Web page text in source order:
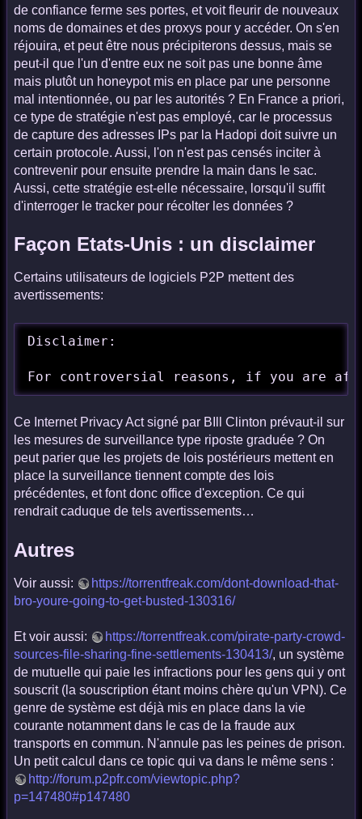
de confiance ferme ses portes, et voit fleurir de nouveaux
noms de domaines et des proxys pour y accéder. On s'en
réjouira, et peut être nous précipiterons dessus, mais se
peut-il que l'un d'entre eux ne soit pas une bonne âme
mais plutôt un honeypot mis en place par une personne
mal intentionnée, ou par les autorités ? En France a priori,
ce type de stratégie n'est pas employé, car le processus
de capture des adresses IPs par la Hadopi doit suivre un
certain protocole. Aussi, l'on n'est pas censés inciter à
contrevenir pour ensuite prendre la main dans le sac.
Aussi, cette stratégie est-elle nécessaire, lorsqu'il suffit
d'interroger le tracker pour récolter les données ?
Façon Etats-Unis : un disclaimer
Certains utilisateurs de logiciels P2P mettent des
avertissements:
Disclaimer:
For controversial reasons, if you are
Ce Internet Privacy Act signé par BIll Clinton prévaut-il sur
les mesures de surveillance type riposte graduée ? On
peut parier que les projets de lois postérieurs mettent en
place la surveillance tiennent compte des lois
précédentes, et font donc office d'exception. Ce qui
rendrait caduque de tels avertissements…
Autres
Voir aussi:
https://torrentfreak.com/dont-download-that-
bro-youre-going-to-get-busted-130316/
Et voir aussi:
https://torrentfreak.com/pirate-party-crowd-
sources-file-sharing-fine-settlements-130413/, un système
de mutuelle qui paie les infractions pour les gens qui y ont
souscrit (la souscription étant moins chère qu'un VPN). Ce
genre de système est déjà mis en place dans la vie
courante notamment dans le cas de la fraude aux
transports en commun. N'annule pas les peines de prison.
Un petit calcul dans ce topic qui va dans le même sens :
http://forum.p2pfr.com/viewtopic.php?
p=147480#p147480